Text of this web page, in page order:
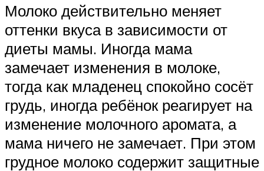
Молоко действительно меняет
оттенки вкуса в зависимости от
диеты мамы. Иногда мама
замечает изменения в молоке,
тогда как младенец спокойно сосёт
грудь, иногда ребёнок реагирует на
изменение молочного аромата, а
мама ничего не замечает. При этом
грудное молоко содержит защитные